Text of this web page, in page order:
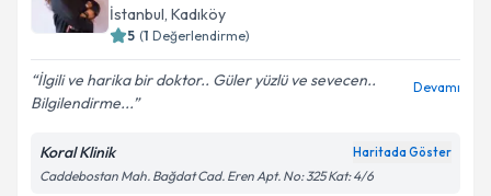
takvim hazırlandığında e-posta ile bilgilendireceğiz.
Kişisel verilerimin işlenmesine ilişkin
Aydınlatma
Metni'ni okudum ve kişisel verilerimin belirtilen
İstanbul, Kadıköy
5 (1 Değerlendirme)
İlgili ve harika bir doktor.. Güler yüzlü ve sevecen..
Bilgilendirme...
Devamı
Koral Klinik Haritada Göster
Caddebostan Mah. Bağdat Cad. Eren Apt. No: 325 Kat: 4/6